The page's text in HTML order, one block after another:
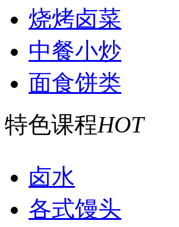
烧烤卤菜
中餐小炒
面食饼类
特色课程HOT
卤水
各式馒头